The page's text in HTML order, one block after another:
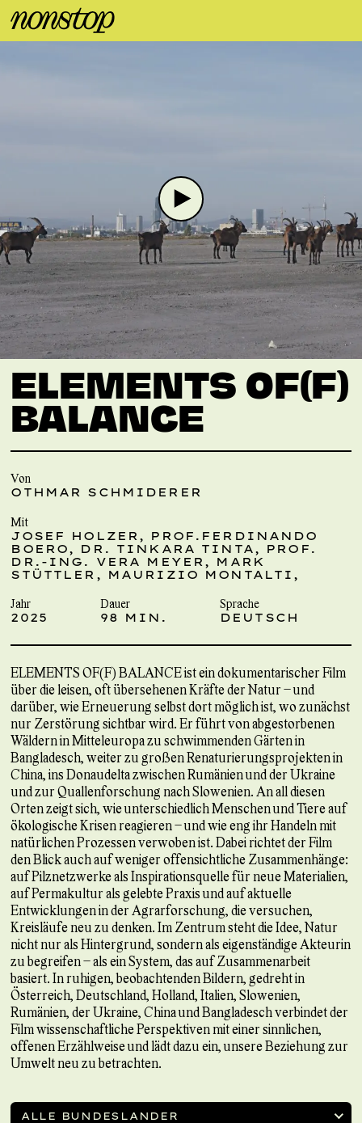
ALLE BUNDESLÄNDER
ELEMENTS OF(F)
BALANCE
Von
OTHMAR SCHMIDERER
Mit
JOSEF HOLZER, PROF.FERDINANDO
BOERO, DR. TINKARA TINTA, PROF.
DR.-ING. VERA MEYER, MARK
STÜTTLER, MAURIZIO MONTALTI,
Jahr
2025
Dauer
98 MIN.
Sprache
DEUTSCH
ELEMENTS OF(F) BALANCE ist ein dokumentarischer Film
über die leisen, oft übersehenen Kräfte der Natur – und
darüber, wie Erneuerung selbst dort möglich ist, wo zunächst
nur Zerstörung sichtbar wird. Er führt von abgestorbenen
Wäldern in Mitteleuropa zu schwimmenden Gärten in
Bangladesch, weiter zu großen Renaturierungsprojekten in
China, ins Donaudelta zwischen Rumänien und der Ukraine
und zur Quallenforschung nach Slowenien. An all diesen
Orten zeigt sich, wie unterschiedlich Menschen und Tiere auf
ökologische Krisen reagieren – und wie eng ihr Handeln mit
natürlichen Prozessen verwoben ist. Dabei richtet der Film
den Blick auch auf weniger offensichtliche Zusammenhänge:
auf Pilznetzwerke als Inspirationsquelle für neue Materialien,
auf Permakultur als gelebte Praxis und auf aktuelle
Entwicklungen in der Agrarforschung, die versuchen,
Kreisläufe neu zu denken. Im Zentrum steht die Idee, Natur
nicht nur als Hintergrund, sondern als eigenständige Akteurin
zu begreifen – als ein System, das auf Zusammenarbeit
basiert. In ruhigen, beobachtenden Bildern, gedreht in
Österreich, Deutschland, Holland, Italien, Slowenien,
Rumänien, der Ukraine, China und Bangladesch verbindet der
Film wissenschaftliche Perspektiven mit einer sinnlichen,
offenen Erzählweise und lädt dazu ein, unsere Beziehung zur
Umwelt neu zu betrachten.